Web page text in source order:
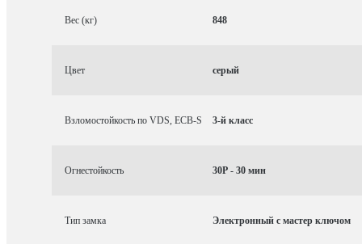
Вес (кг) 848
Цвет серый
Взломостойкость по VDS, ECB-S 3-й класс
Огнестойкость 30P - 30 мин
Тип замка Электронный с мастер ключом